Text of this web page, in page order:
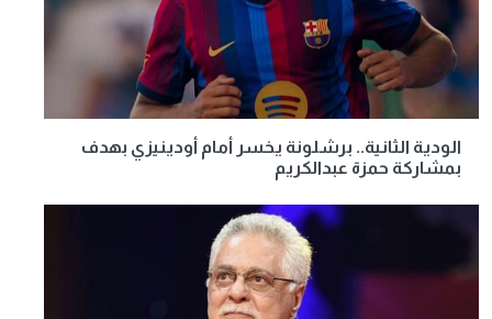
الودية الثانية.. برشلونة يخسر أمام أودينيزي بهدف
بمشاركة حمزة عبدالكريم